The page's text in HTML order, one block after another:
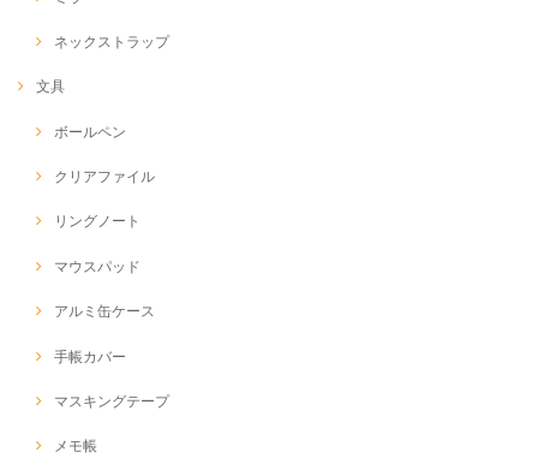
ネックストラップ
文具
ボールペン
クリアファイル
リングノート
マウスパッド
アルミ缶ケース
手帳カバー
マスキングテープ
メモ帳